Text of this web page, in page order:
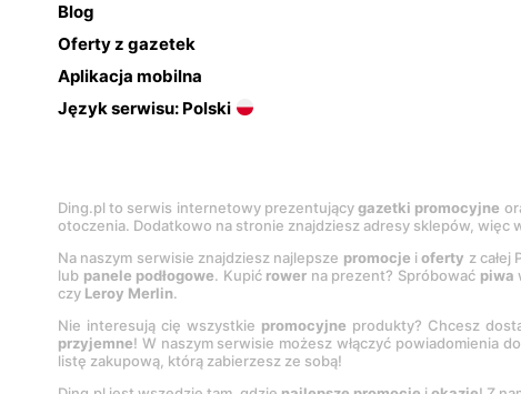
Blog
Oferty z gazetek
Aplikacja mobilna
Język serwisu: Polski
Ding.pl to serwis internetowy prezentującygazetki promocyjne
otoczenia. Dodatkowo na stronie znajdziesz adresy sklepów,
Na naszym serwisie znajdziesz najlepsze promocje ioferty z
lub panele podłogowe. Kupić rower na prezent? Spróbować piwa
czy Leroy Merlin.
Nie interesują cię wszystkie promocyjne produkty? Chcesz
przyjemne! W naszym serwisie możesz włączyć powiadomienia do
listę zakupową, którą zabierzesz ze sobą!